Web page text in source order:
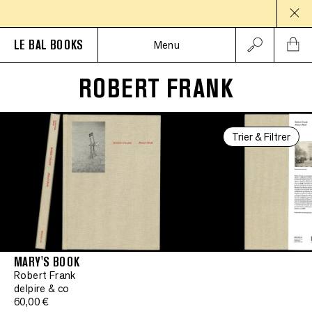
LE BAL BOOKS Menu
ROBERT FRANK
Trier & Filtrer
MARY'S BOOK
Robert Frank
delpire & co
60,00 €